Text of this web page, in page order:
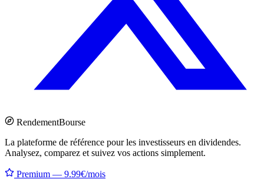
RendementBourse
La plateforme de référence pour les investisseurs en dividendes.
Analysez, comparez et suivez vos actions simplement.
Premium — 9.99€/mois